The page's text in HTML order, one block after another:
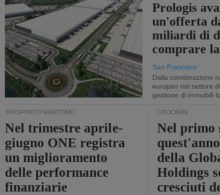
Prologis
un'offerta
miliardi di
comprare
San Francisco
Dalla combinazione
europeo nel settore
gestione di immobili
TRASPORTO MARITTIMO
Nel trimestre aprile-
giugno ONE registra
un miglioramento
delle performance
finanziarie
CROCIERE
Nel primo
della
Holdings
cresciuti